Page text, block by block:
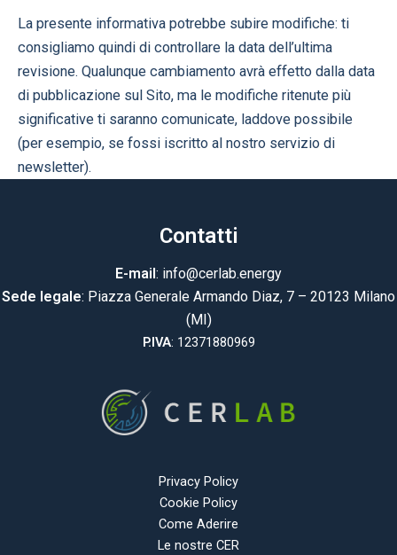
La presente informativa potrebbe subire modifiche: ti
consigliamo quindi di controllare la data dell’ultima
revisione. Qualunque cambiamento avrà effetto dalla data
di pubblicazione sul Sito, ma le modifiche ritenute più
significative ti saranno comunicate, laddove possibile
(per esempio, se fossi iscritto al nostro servizio di
newsletter).
Contatti
E-mail: info@cerlab.energy
Sede legale: Piazza Generale Armando Diaz, 7 – 20123 Milano
(MI)
P.IVA: 12371880969
Privacy Policy
Cookie Policy
Come Aderire
Le nostre CER